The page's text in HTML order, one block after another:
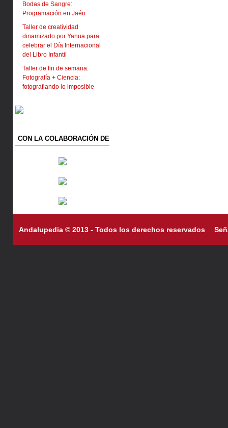
Bodas de Sangre:
Programación en Jaén
Taller de creatividad
dinamizado por Yanua para
celebrar el Día Internacional
del Libro Infantil
Taller de fin de semana:
Fotografía + Ciencia:
fotografiando lo imposible
CON LA COLABORACIÓN DE
Andalupedia © 2013 - Todos los derechos reservados